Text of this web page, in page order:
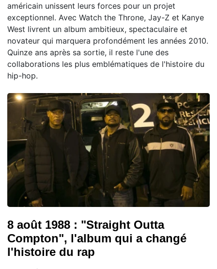
américain unissent leurs forces pour un projet
exceptionnel. Avec Watch the Throne, Jay-Z et Kanye
West livrent un album ambitieux, spectaculaire et
novateur qui marquera profondément les années 2010.
Quinze ans après sa sortie, il reste l'une des
collaborations les plus emblématiques de l'histoire du
hip-hop.
8 août 1988 : "Straight Outta
Compton", l'album qui a changé
l'histoire du rap